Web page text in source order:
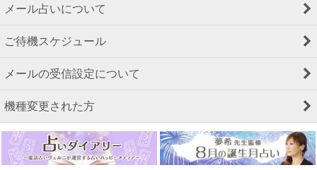
メール占いについて
ご待機スケジュール
メールの受信設定について
機種変更された方